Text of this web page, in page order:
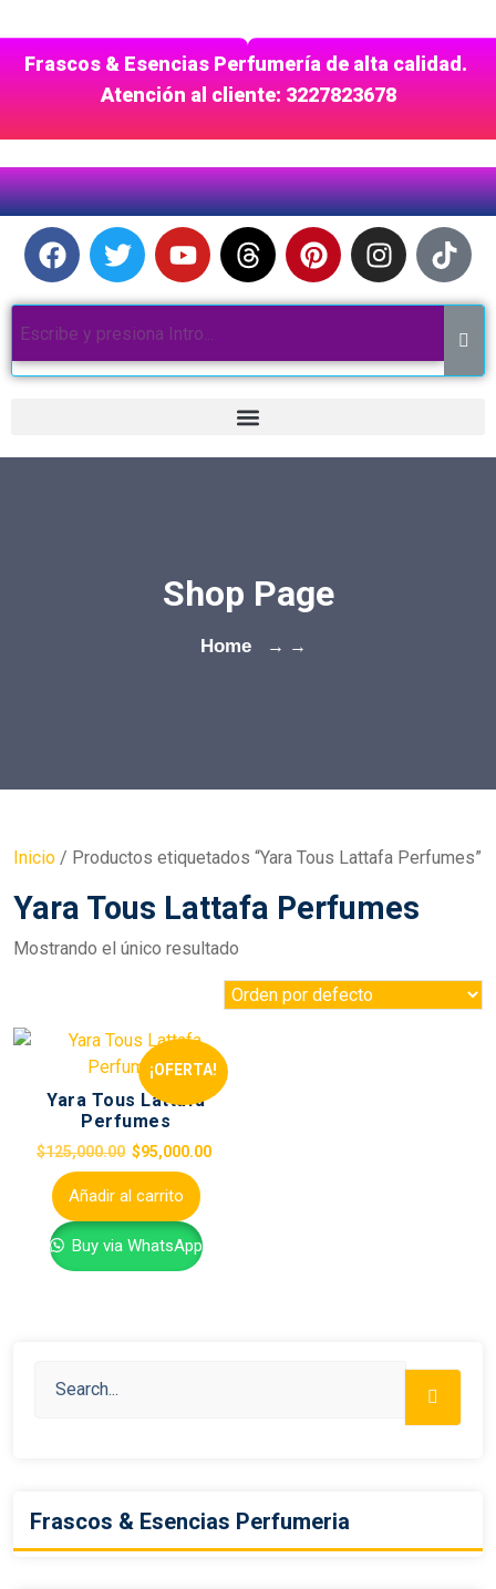
Frascos & Esencias Perfumería de alta calidad.
Atención al cliente: 3227823678
Shop Page
Home → →
Inicio / Productos etiquetados “Yara Tous Lattafa Perfumes”
Yara Tous Lattafa Perfumes
Mostrando el único resultado
¡OFERTA!
Yara Tous Lattafa
Perfumes
$125,000.00 $95,000.00
Añadir al carrito
Buy via WhatsApp
Frascos & Esencias Perfumeria